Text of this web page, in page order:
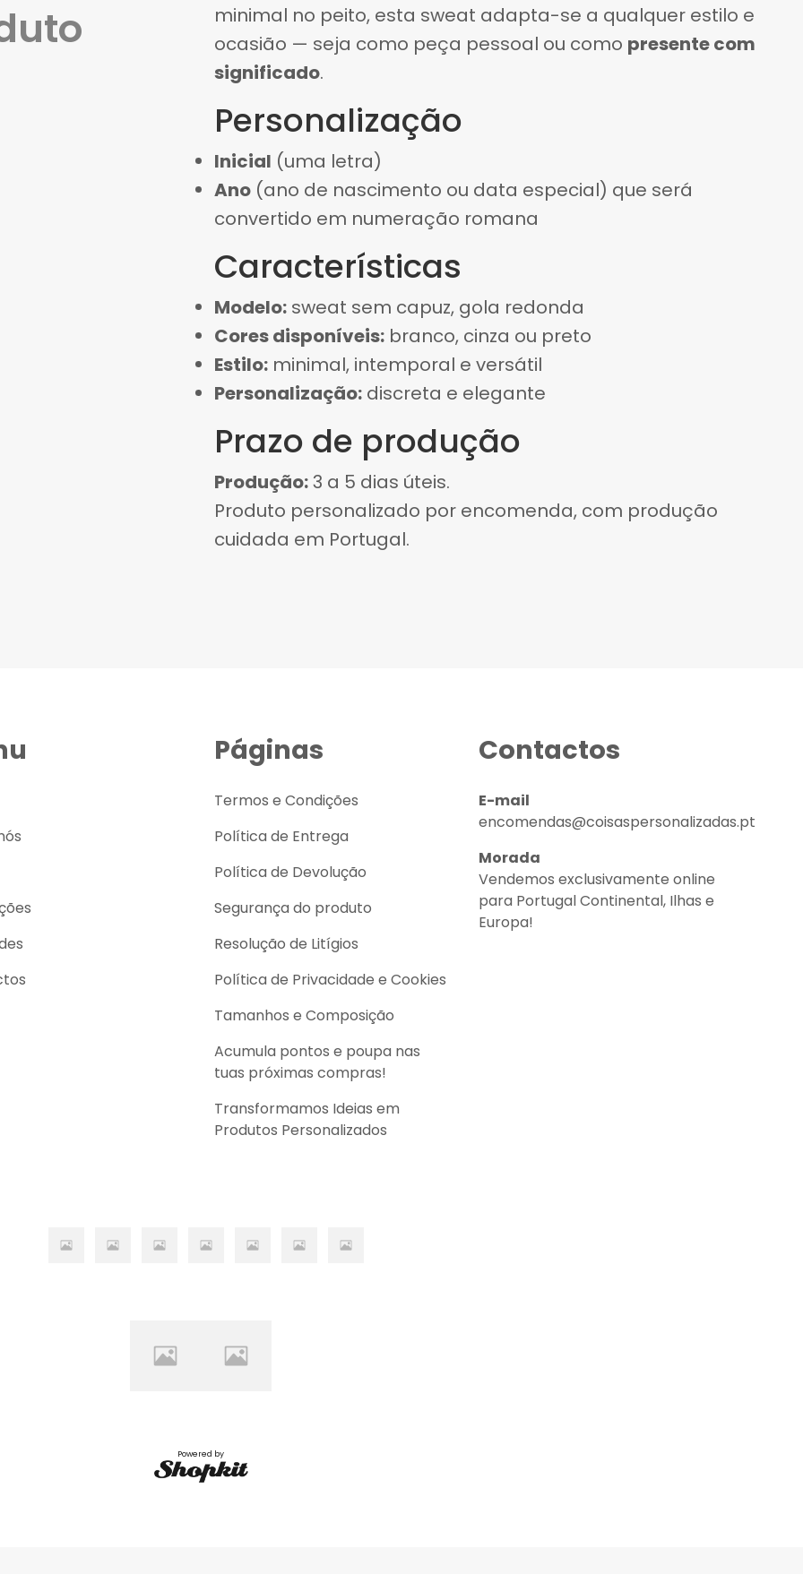
minimal no peito, esta sweat adapta-se a qualquer estilo e
ocasião — seja como peça pessoal ou como presente com
significado.
Personalização
Inicial (uma letra)
Ano (ano de nascimento ou data especial) que será
convertido em numeração romana
Características
Modelo: sweat sem capuz, gola redonda
Cores disponíveis: branco, cinza ou preto
Estilo: minimal, intemporal e versátil
Personalização: discreta e elegante
Prazo de produção
Produção:3 a 5 dias úteis.
Produto personalizado por encomenda, com produção
cuidada em Portugal.
Páginas
Termos e Condições
Política de Entrega
Política de Devolução
Segurança do produto
Resolução de Litígios
Política de Privacidade e Cookies
Tamanhos e Composição
Acumula pontos e poupa nas
tuas próximas compras!
Transformamos Ideias em
Produtos Personalizados
Contactos
E-mail
encomendas@coisaspersonalizadas.pt
Morada
Vendemos exclusivamente online
para Portugal Continental, Ilhas e
Europa!
Powered by